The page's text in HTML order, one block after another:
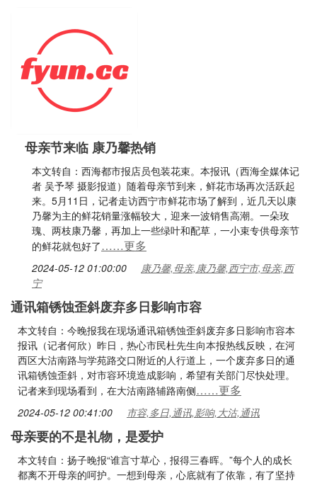
母亲节来临 康乃馨热销
本文转自：西海都市报店员包装花束。本报讯（西海全媒体记
者 吴予琴 摄影报道）随着母亲节到来，鲜花市场再次活跃起
来。5月11日，记者走访西宁市鲜花市场了解到，近几天以康
乃馨为主的鲜花销量涨幅较大，迎来一波销售高潮。一朵玫
瑰、两枝康乃馨，再加上一些绿叶和配草，一小束专供母亲节
的鲜花就包好了……更多
2024-05-12 01:00:00
康乃馨,母亲,康乃馨,西宁市,母亲,西
宁
通讯箱锈蚀歪斜废弃多日影响市容
本文转自：今晚报我在现场通讯箱锈蚀歪斜废弃多日影响市容本
报讯（记者何欣）昨日，热心市民杜先生向本报热线反映，在河
西区大沽南路与学苑路交口附近的人行道上，一个废弃多日的通
讯箱锈蚀歪斜，对市容环境造成影响，希望有关部门尽快处理。
记者来到现场看到，在大沽南路辅路南侧……更多
2024-05-12 00:41:00 市容,多日,通讯,影响,大沽,通讯
母亲要的不是礼物，是爱护
本文转自：扬子晚报“谁言寸草心，报得三春晖。”每个人的成长
都离不开母亲的呵护。一想到母亲，心底就有了依靠，有了坚持